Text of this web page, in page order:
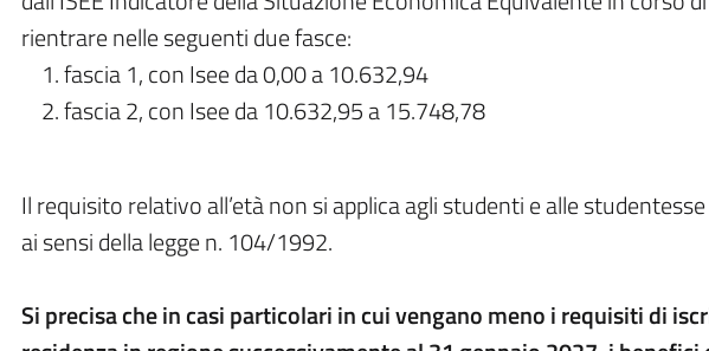
rientrare nelle seguenti due fasce:
fascia 1, con Isee da 0,00 a 10.632,94
fascia 2, con Isee da 10.632,95 a 15.748,78
Il requisito relativo all’età non si applica agli studenti e alle
ai sensi della legge n. 104/1992.
Si precisa che in casi particolari in cui vengano meno i requisiti di